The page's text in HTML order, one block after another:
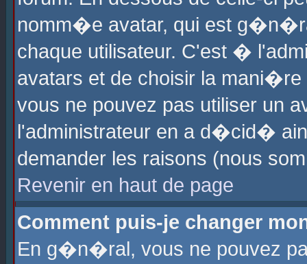
nomm�e avatar, qui est
chaque utilisateur. C'est �
avatars et de choisir la
vous ne pouvez pas utiliser un
l'administrateur en a d�cid�
demander les raisons (nous
Revenir en haut de page
Comment puis-je changer
En g�n�ral, vous ne pouvez